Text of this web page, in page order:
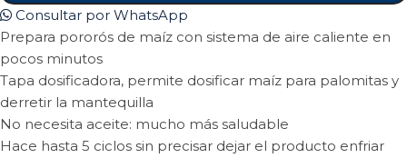
Consultar por WhatsApp
Prepara pororós de maíz con sistema de aire caliente en
pocos minutos
Tapa dosificadora, permite dosificar maíz para palomitas y
derretir la mantequilla
No necesita aceite: mucho más saludable
Hace hasta 5 ciclos sin precisar dejar el producto enfriar